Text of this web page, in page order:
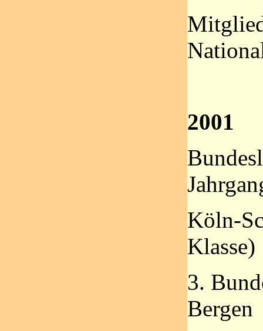
2001
Köln-
Klasse)
3.
Bergen